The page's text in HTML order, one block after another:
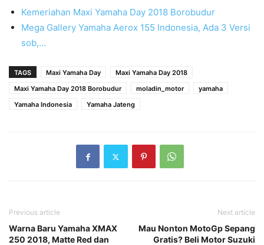
Kemeriahan Maxi Yamaha Day 2018 Borobudur
Mega Gallery Yamaha Aerox 155 Indonesia, Ada 3 Versi
sob,…
TAGS Maxi Yamaha Day
Maxi Yamaha Day 2018
Maxi Yamaha Day 2018 Borobudur
moladin_motor
yamaha
Yamaha Indonesia
Yamaha Jateng
Previous article
Warna Baru Yamaha XMAX
250 2018, Matte Red dan
Next article
Mau Nonton MotoGp Sepang
Gratis? Beli Motor Suzuki